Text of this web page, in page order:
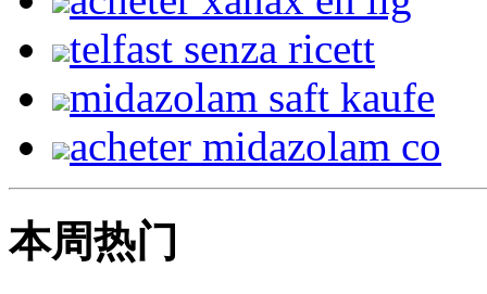
telfast senza ricett
midazolam saft kaufe
acheter midazolam co
本周热门